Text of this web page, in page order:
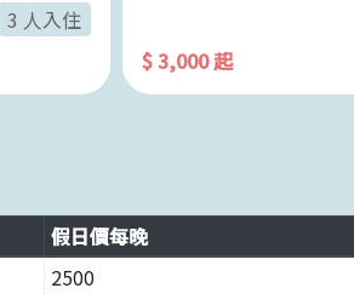
3 人入住
$ 3,000 起
假日價每晚
2500